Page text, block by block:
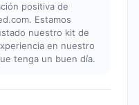
positiva de
Estamos
nuestro kit de
en nuestro
tenga un buen día.